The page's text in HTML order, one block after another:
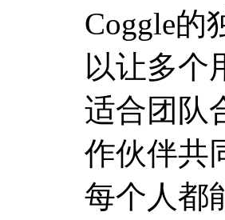
Coggle的
以让多个
适合团队
作伙伴共
每个人都